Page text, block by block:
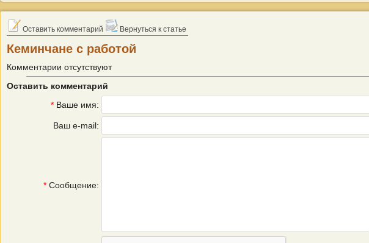
Оставить комментарий Вернуться к статье
Кеминчане с работой
Комментарии отсутствуют
Оставить комментарий
* Ваше имя:
Ваш e-mail:
* Сообщение: